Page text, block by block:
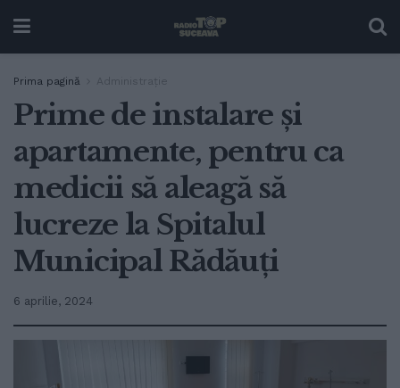
Prima pagină Administrație
Prime de instalare și
apartamente, pentru ca
medicii să aleagă să
lucreze la Spitalul
Municipal Rădăuți
6 aprilie, 2024